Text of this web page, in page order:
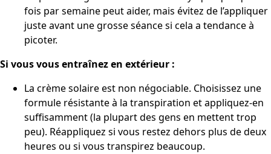
fois par semaine peut aider, mais évitez de l’appliquer
juste avant une grosse séance si cela a tendance à
picoter.
Si vous vous entraînez en extérieur :
La crème solaire est non négociable. Choisissez une
formule résistante à la transpiration et appliquez-en
suffisamment (la plupart des gens en mettent trop
peu). Réappliquez si vous restez dehors plus de deux
heures ou si vous transpirez beaucoup.